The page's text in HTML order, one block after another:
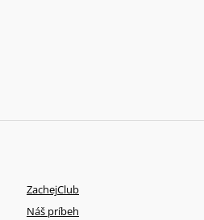
ZachejClub
Náš príbeh